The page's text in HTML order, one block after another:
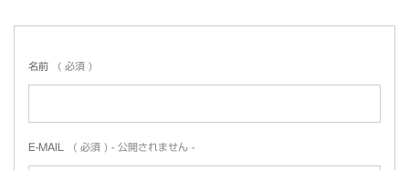
名前 ( 必須 )
E-MAIL ( 必須 ) - 公開されません -